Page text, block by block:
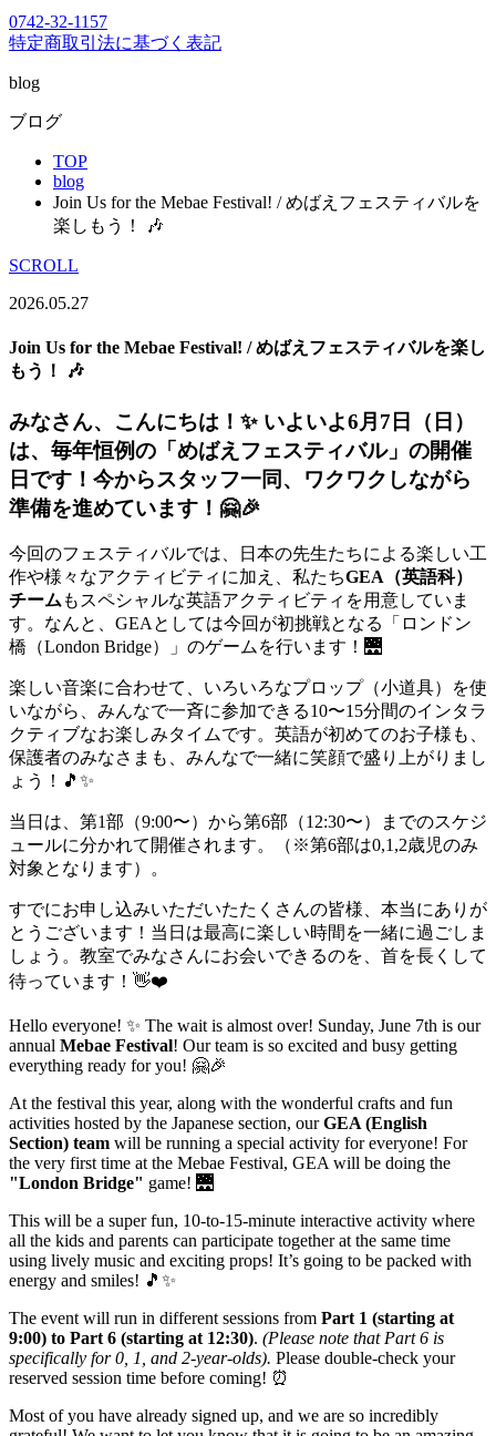
0742-32-1157
特定商取引法に基づく表記
blog
ブログ
TOP
blog
Join Us for the Mebae Festival! / めばえフェスティバルを
楽しもう！ 🎶
SCROLL
2026.05.27
Join Us for the Mebae Festival! / めばえフェスティバルを楽し
もう！ 🎶
みなさん、こんにちは！✨ いよいよ6月7日（日）
は、毎年恒例の「めばえフェスティバル」の開催
日です！今からスタッフ一同、ワクワクしながら
準備を進めています！🤗🎉
今回のフェスティバルでは、日本の先生たちによる楽しい工
作や様々なアクティビティに加え、私たちGEA（英語科）
チーム もスペシャルな英語アクティビティを用意していま
す。なんと、GEAとしては今回が初挑戦となる「ロンドン
橋（London Bridge）」のゲームを行います！🌉
楽しい音楽に合わせて、いろいろなプロップ（小道具）を使
いながら、みんなで一斉に参加できる10〜15分間のインタラ
クティブなお楽しみタイムです。英語が初めてのお子様も、
保護者のみなさまも、みんなで一緒に笑顔で盛り上がりまし
ょう！🎵✨
当日は、第1部（9:00〜）から第6部（12:30〜）までのスケジ
ュールに分かれて開催されます。（※第6部は0,1,2歳児のみ
対象となります）。
すでにお申し込みいただいたたくさんの皆様、本当にありが
とうございます！当日は最高に楽しい時間を一緒に過ごしま
しょう。教室でみなさんにお会いできるのを、首を長くして
待っています！👋❤️
Hello everyone! ✨ The wait is almost over! Sunday, June 7th is our
annual Mebae Festival! Our team is so excited and busy getting
everything ready for you! 🤗🎉
At the festival this year, along with the wonderful crafts and fun
activities hosted by the Japanese section, ourGEA (English
Section) team will be running a special activity for everyone! For
the very first time at the Mebae Festival, GEA will be doing the
"London Bridge" game! 🌉
This will be a super fun, 10-to-15-minute interactive activity where
all the kids and parents can participate together at the same time
using lively music and exciting props! It’s going to be packed with
energy and smiles! 🎵✨
The event will run in different sessions from Part 1 (starting at
9:00) to Part 6 (starting at 12:30). (Please note that Part 6 is
specifically for 0, 1, and 2-year-olds). Please double-check your
reserved session time before coming! ⏰
Most of you have already signed up, and we are so incredibly